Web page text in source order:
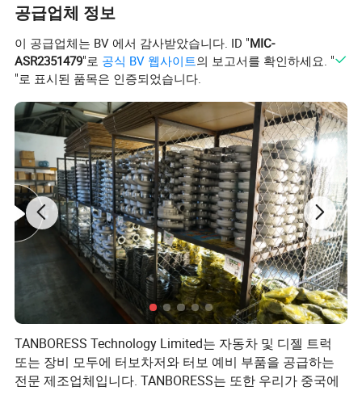
공급업체 정보
이 공급업체는 BV 에서 감사받았습니다. ID "MIC-
ASR2351479"로 공식 BV 웹사이트의 보고서를 확인하세요. "
"로 표시된 품목은 인증되었습니다.
TANBORESS Technology Limited는 자동차 및 디젤 트럭
또는 장비 모두에 터보차저와 터보 예비 부품을 공급하는
전문 제조업체입니다. TANBORESS는 또한 우리가 중국에